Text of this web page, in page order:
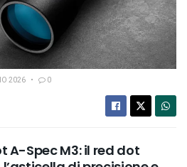
2026 0
A-Spec M3: il red dot